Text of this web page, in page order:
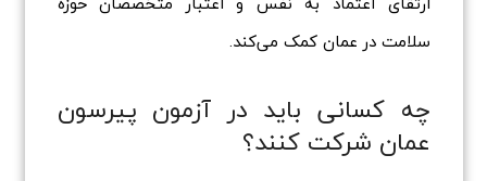
سلامت در عمان کمک می‌کند.
چه کسانی باید در آزمون پیرسون
عمان شرکت کنند؟